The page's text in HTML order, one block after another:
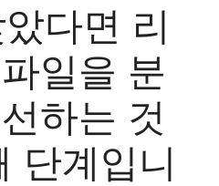
다면 리
일을 분
하는 것
단계입니